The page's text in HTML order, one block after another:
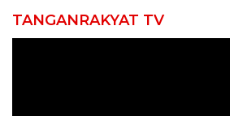
TANGANRAKYAT TV